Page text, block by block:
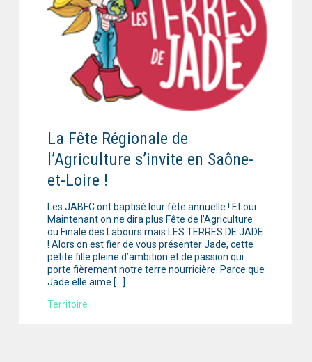
La Fête Régionale de
l’Agriculture s’invite en Saône-
et-Loire !
Les JABFC ont baptisé leur fête annuelle ! Et oui
Maintenant on ne dira plus Fête de l’Agriculture
ou Finale des Labours mais LES TERRES DE JADE
! Alors on est fier de vous présenter Jade, cette
petite fille pleine d’ambition et de passion qui
porte fièrement notre terre nourricière. Parce que
Jade elle aime […]
Territoire